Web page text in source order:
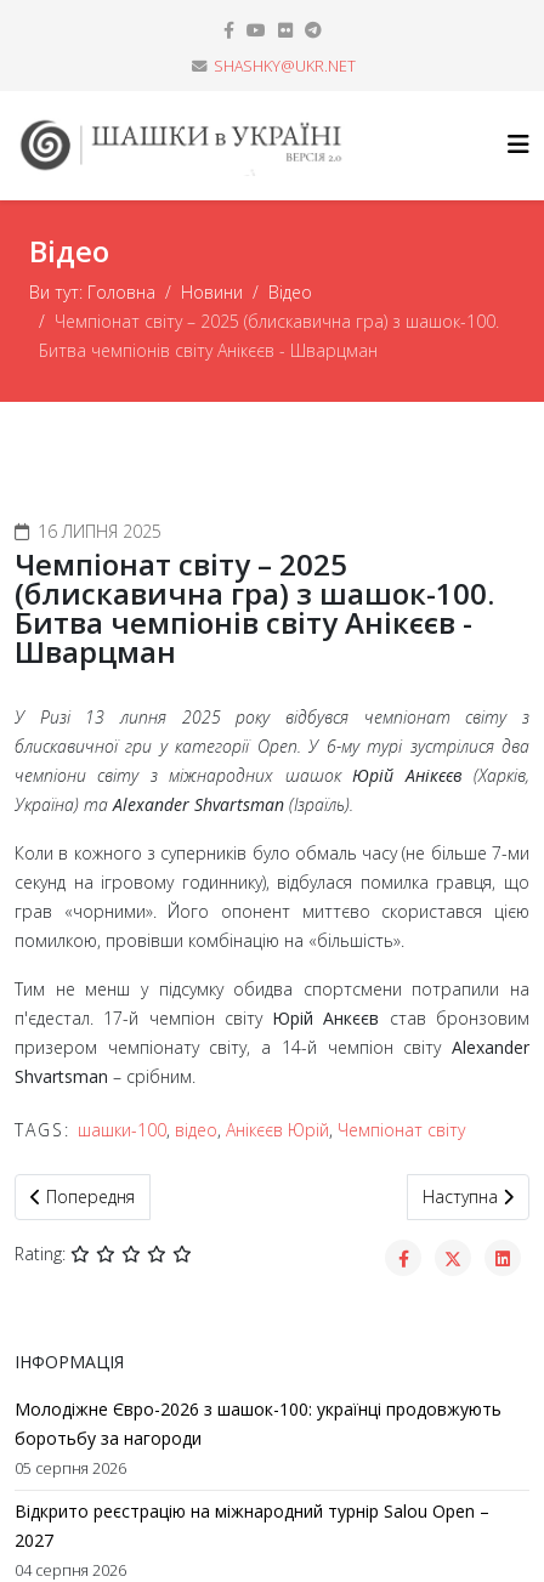
SHASHKY@UKR.NET
Відео
Ви тут: Головна Новини
Відео
Чемпіонат світу – 2025 (блискавична гра) з шашок-100.
Битва чемпіонів світу Анікєєв - Шварцман
16 ЛИПНЯ 2025
Чемпіонат світу – 2025
(блискавична гра) з шашок-100.
Битва чемпіонів світу Анікєєв -
Шварцман
У Ризі 13 липня 2025 року відбувся чемпіонат світу з
блискавичної гри у категорії Open. У 6-му турі зустрілися два
чемпіони світу з міжнародних шашокЮрій Анікєєв (Харків,
Україна) таAlexander Shvartsman (Ізраїль).
Коли в кожного з суперників було обмаль часу (не більше 7-ми
секунд на ігровому годиннику), відбулася помилка гравця, що
грав «чорними». Його опонент миттєво скористався цією
помилкою, провівши комбінацію на «більшість».
Тим не менш у підсумку обидва спортсмени потрапили на
п'єдестал. 17-й чемпіон світу Юрій Анкєєв став бронзовим
призером чемпіонату світу, а 14-й чемпіон світу Alexander
Shvartsman – срібним.
TAGS: шашки-100, відео, Анікєєв Юрій, Чемпіонат світу
Попередня стаття: Viva Вікторія! Стрім про ЧСж-2025 з шашок-
Попередня Наступна
Наступна
Rating:
ІНФОРМАЦІЯ
Молодіжне Євро-2026 з шашок-100: українці продовжують
боротьбу за нагороди
05 серпня 2026
Відкрито реєстрацію на міжнародний турнір Salou Open –
2027
04 серпня 2026